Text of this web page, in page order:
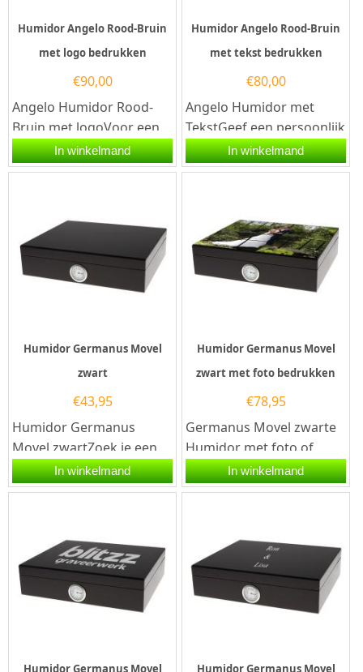
Humidor Angelo Rood-Bruin
met logo bedrukken
€90,00
Angelo Humidor Rood-
Bruin met logoVoor een
zakelijk geschenk met
klasse kies je de Angelo
In winkelmand
Humidor Angelo Rood-Bruin
met tekst bedrukken
€80,00
Angelo Humidor met
TekstGeef een persoonlijk
en tijdloos geschenk door
de Angelo Humidor Rood-
In winkelmand
Humidor Germanus Movel
zwart
€43,95
Humidor Germanus
Movel zwartZoek je een
elegante en functionele
manier om je sigaren te
In winkelmand
Humidor Germanus Movel
zwart met foto bedrukken
€78,95
Germanus Movel zwarte
Humidor met foto of
tekstZoek je een uniek
cadeau voor een
In winkelmand
Humidor Germanus Movel
Humidor Germanus Movel